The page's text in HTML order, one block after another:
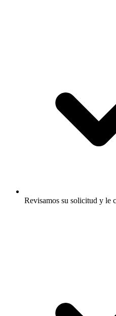
Revisamos su solicitud y le